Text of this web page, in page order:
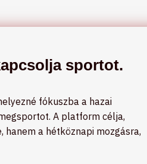
sportot.
fókuszba a hazai
A platform célja,
a hétköznapi mozgásra,